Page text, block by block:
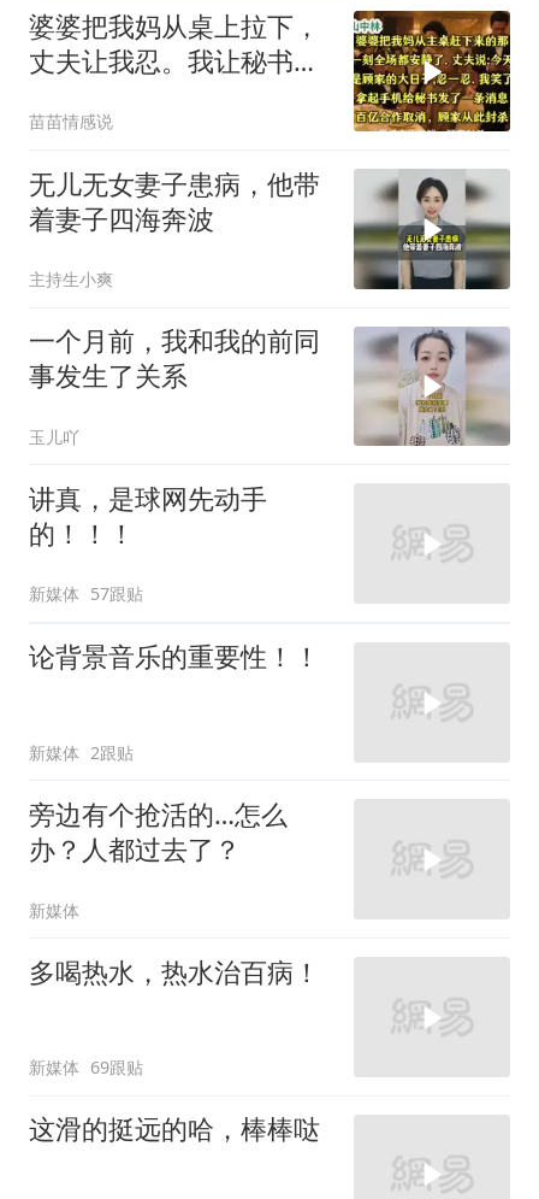
婆婆把我妈从桌上拉下，
丈夫让我忍。我让秘书取
苗苗情感说
无儿无女妻子患病，他带
着妻子四海奔波
主持生小爽
一个月前，我和我的前同
事发生了关系
玉儿吖
讲真，是球网先动手
的！！！
新媒体 57跟贴
论背景音乐的重要性！！
新媒体 2跟贴
旁边有个抢活的…怎么
办？人都过去了？
新媒体
多喝热水，热水治百病！
新媒体 69跟贴
这滑的挺远的哈，棒棒哒